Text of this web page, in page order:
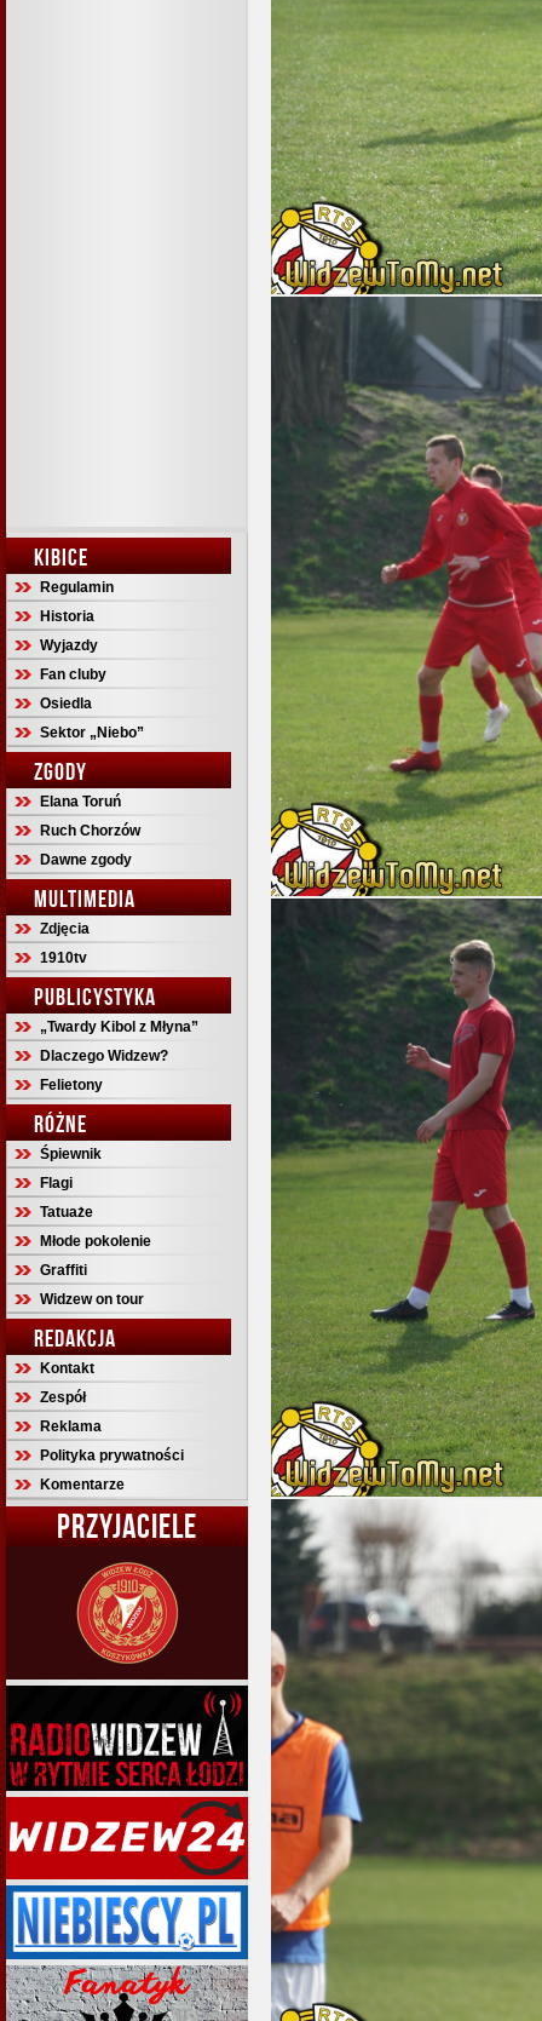
KIBICE
Regulamin
Historia
Wyjazdy
Fan cluby
Osiedla
Sektor „Niebo”
ZGODY
Elana Toruń
Ruch Chorzów
Dawne zgody
MULTIMEDIA
Zdjęcia
1910tv
PUBLICYSTYKA
„Twardy Kibol z Młyna”
Dlaczego Widzew?
Felietony
RÓŻNE
Śpiewnik
Flagi
Tatuaże
Młode pokolenie
Graffiti
Widzew on tour
REDAKCJA
Kontakt
Zespół
Reklama
Polityka prywatności
Komentarze
PRZYJACIELE